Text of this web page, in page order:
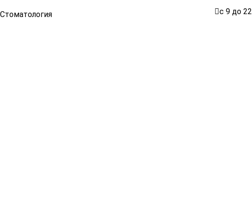
Стоматология с 9 до 22